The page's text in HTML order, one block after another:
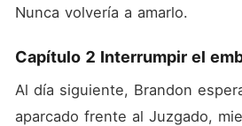
Nunca volvería a amarlo.
Capítulo 2 Interrumpir el
Al día siguiente, Brandon
aparcado frente al Juzgado,